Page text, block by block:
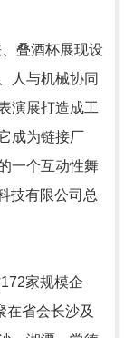
叠酒杯展现设
人与机械协同
演展打造成工
成为链接厂
一个互动性舞
技有限公司总
家规模企
在省会长沙及